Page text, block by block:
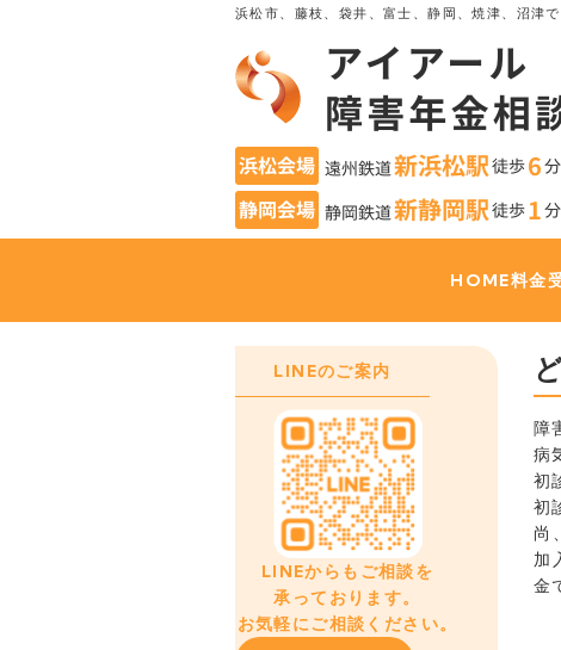
浜松市、藤枝、袋井、富士、静岡、焼津、沼津で
HOME料金
障
病
初
初
尚
加
金
LINEのご案内
LINEからもご相談を
承っております。
お気軽にご相談ください。